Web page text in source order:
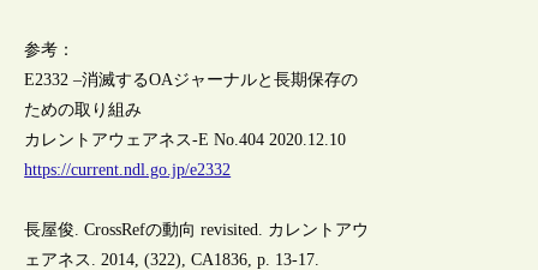
参考：
E2332 –消滅するOAジャーナルと長期保存の
ための取り組み
カレントアウェアネス-E No.404 2020.12.10
https://current.ndl.go.jp/e2332
長屋俊. CrossRefの動向 revisited. カレントアウ
ェアネス. 2014, (322), CA1836, p. 13-17.